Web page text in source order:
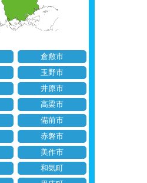
倉敷市
玉野市
井原市
高梁市
備前市
赤磐市
美作市
和気町